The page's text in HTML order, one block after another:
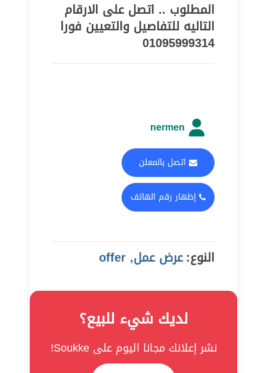
المطلوب .. اتصل على الارقام
التاليه للتفاصيل والتعيين فورا
01095999314
nermen
اتصل بالمعلن
إظهار رقم الهاتف
النوع:عرض عمل, offer
لديك شيء للبيع؟
نشر إعلانك مجانا اليوم على Soukke!